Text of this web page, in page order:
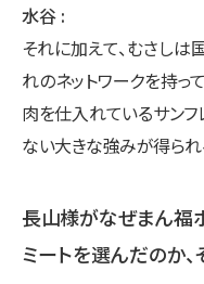
水谷
それに加えて、むさし
れのネットワークを持っ
肉を仕入れているサンフ
ない大きな強みが得られ
長山様がなぜまん福
ミートを選んだのか